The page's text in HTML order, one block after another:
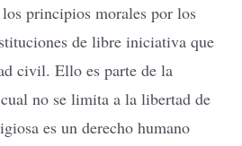
principios morales por los
de libre iniciativa que
civil. Ello es parte de la
no se limita a la libertad de
es un derecho humano